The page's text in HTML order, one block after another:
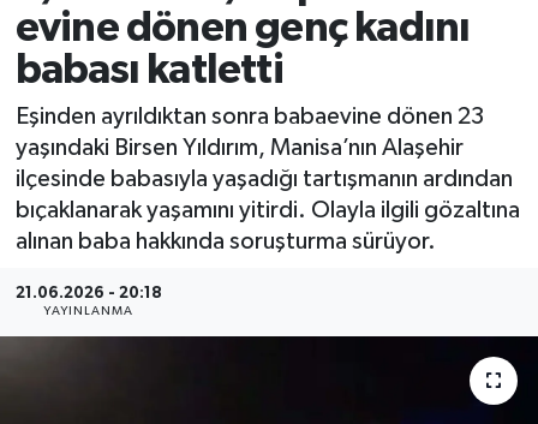
evine dönen genç kadını
babası katletti
Eşinden ayrıldıktan sonra babaevine dönen 23
yaşındaki Birsen Yıldırım, Manisa’nın Alaşehir
ilçesinde babasıyla yaşadığı tartışmanın ardından
bıçaklanarak yaşamını yitirdi. Olayla ilgili gözaltına
alınan baba hakkında soruşturma sürüyor.
21.06.2026 - 20:18
YAYINLANMA
Resmi İlanlar
Alanyaspor
Turizm
E-Gazete
Süper Lig Puan Durumu ve Fikstür
Tüm Manşetler
Son Dakika Haberleri
Haber Arşivi